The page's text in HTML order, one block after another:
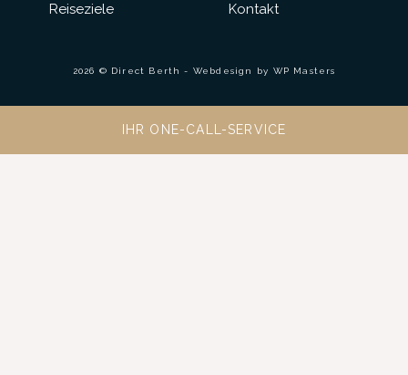
Reiseziele
Kontakt
2026 © Direct Berth - Webdesign by WP Masters
IHR ONE-CALL-SERVICE